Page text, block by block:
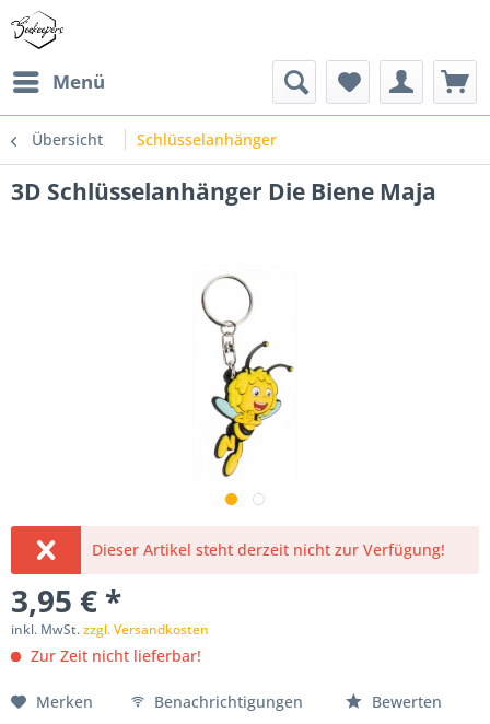
Menü
Übersicht Schlüsselanhänger
3D Schlüsselanhänger Die Biene Maja
Dieser Artikel steht derzeit nicht zur Verfügung!
3,95 € *
inkl. MwSt.zzgl. Versandkosten
Zur Zeit nicht lieferbar!
Merken Benachrichtigungen Bewerten